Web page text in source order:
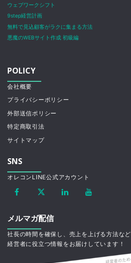
ウェブワークシフト
9step経営計画
無料で見込顧客がラクに集まる方法
悪魔のWEBサイト作成 初級編
POLICY
会社概要
プライバシーポリシー
外部送信ポリシー
特定商取引法
サイトマップ
SNS
オレコンLINE公式アカウント
メルマガ配信
社長の時間を確保し、売上を上げる方法など
経営者に役立つ情報をお届けしています！